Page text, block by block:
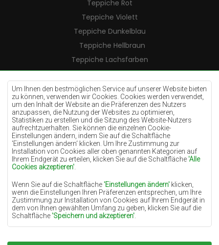
Um Ihnen den bestmöglichen Service auf unserer Website bieten
zu können, verwenden wir Cookies. Cookies werden verwendet,
um den Inhalt der Website an die Präferenzen des Nutzers
anzupassen, die Nutzung der Websites zu optimieren,
Statistiken zu erstellen und die Sitzung des Website-Nutzers
aufrechtzuerhalten. Sie können die einzelnen Cookie-
Einstellungen ändern, indem Sie auf die Schaltfläche
'Einstellungen ändern‘ klicken. Um Ihre Zustimmung zur
Installation von Cookies aller oben genannten Kategorien auf
Ihrem Endgerät zu erteilen, klicken Sie auf die Schaltfläche 'Alle
Cookies akzeptieren'
Wenn Sie auf die Schaltfläche 'Einstellungen ändern' klicken,
wenn die Einstellungen Ihren Präferenzen entsprechen, um Ihre
Zustimmung zur Installation von Cookies auf Ihrem Endgerät in
dem von Ihnen gewählten Umfang zu geben, klicken Sie auf die
Schaltfläche 'Speichern und akzeptieren'
Grundlage für die Verarbeitung das berechtigte Interesse des
Teppiche Rot
Teppiche Violett
Teppiche Dunkelblau
Teppiche Hellbraun
Teppiche Lachsfarben
Teppiche Cremefarben
Teppiche Lilac
Teppiche Gelb
Teppiche Pfefferminz
Teppiche Blau
Teppiche Orange
Teppiche Rosa
Teppiche Terrakotte
Teppiche Grün
Teppiche Golden